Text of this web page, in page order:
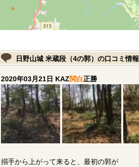
日野山城 米蔵段（4の郭）の口コミ情報
2020年03月21日 KAZ関白正勝
搦手から上がって来ると、最初の郭が